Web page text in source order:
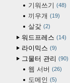
기워쓰기 48
끼우개 19
살갗 2
워드프레스 14
라이믹스 9
그물터 관리 90
웹 서버 26
도메인 5